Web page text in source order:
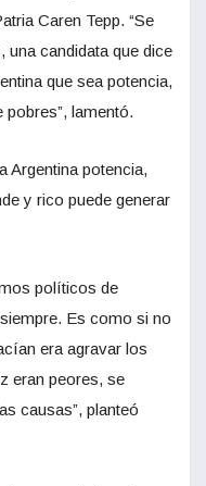
Caren Tepp. “Se
una candidata que dice
que sea potencia,
pobres”, lamentó.
Argentina potencia,
y rico puede generar
políticos de
Es como si no
era agravar los
eran peores, se
causas”, planteó